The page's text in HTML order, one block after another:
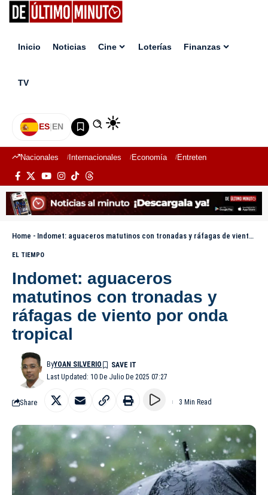
Inicio Noticias Cine Loterías Finanzas
TV
ES|EN
Nacionales Internacionales Economía Entretenimiento
Home - Indomet: aguaceros matutinos con tronadas y ráfagas de viento por onda tropical
EL TIEMPO
Indomet: aguaceros
matutinos con tronadas y
ráfagas de viento por onda
tropical
Last Updated: 10 De Julio De 2025 07:27
ByYOAN SILVERIO
Share 3 Min Read